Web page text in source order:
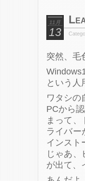
11月
13
突然、毛
という人
ワタシの
PCから
まって
ライバー
インスト
じゃあ
が出て、